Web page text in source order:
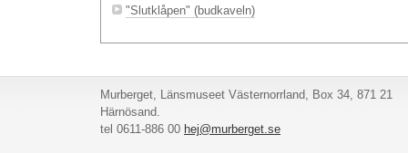
"Slutklåpen" (budkaveln)
Murberget, Länsmuseet Västernorrland, Box 34, 871 21
Härnösand.
tel 0611-886 00 hej@murberget.se